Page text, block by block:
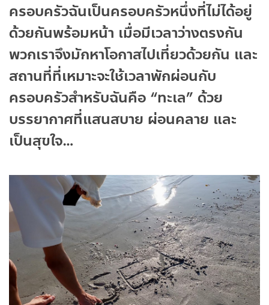
ครอบครัวฉันเป็นครอบครัวหนึ่งที่ไม่ได้อยู่
ด้วยกันพร้อมหน้า เมื่อมีเวลาว่างตรงกัน
พวกเราจึงมักหาโอกาสไปเที่ยวด้วยกัน และ
สถานที่ที่เหมาะจะใช้เวลาพักผ่อนกับ
ครอบครัวสำหรับฉันคือ “ทะเล” ด้วย
บรรยากาศที่แสนสบาย ผ่อนคลาย และ
เป็นสุขใจ…